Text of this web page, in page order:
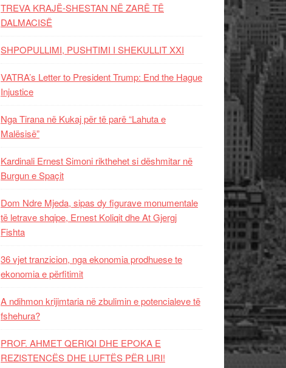
TREVA KRAJË-SHESTAN NË ZARË TË
DALMACISË
SHPOPULLIMI, PUSHTIMI I SHEKULLIT XXI
VATRA’s Letter to President Trump: End the Hague
Injustice
Nga Tirana në Kukaj për të parë “Lahuta e
Malësisë”
Kardinali Ernest Simoni rikthehet si dëshmitar në
Burgun e Spaçit
Dom Ndre Mjeda, sipas dy figurave monumentale
të letrave shqipe, Ernest Koliqit dhe At Gjergj
Fishta
36 vjet tranzicion, nga ekonomia prodhuese te
ekonomia e përfitimit
A ndihmon krijimtaria në zbulimin e potencialeve të
fshehura?
PROF. AHMET QERIQI DHE EPOKA E
REZISTENCЁS DHE LUFTЁS PЁR LIRI!